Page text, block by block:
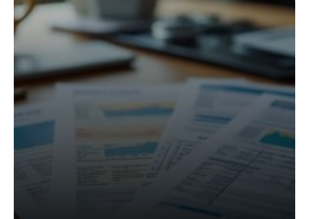
votre vie de tous les jours
22 mai 2026